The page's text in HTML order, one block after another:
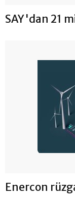
SAY'dan 21
Enercon